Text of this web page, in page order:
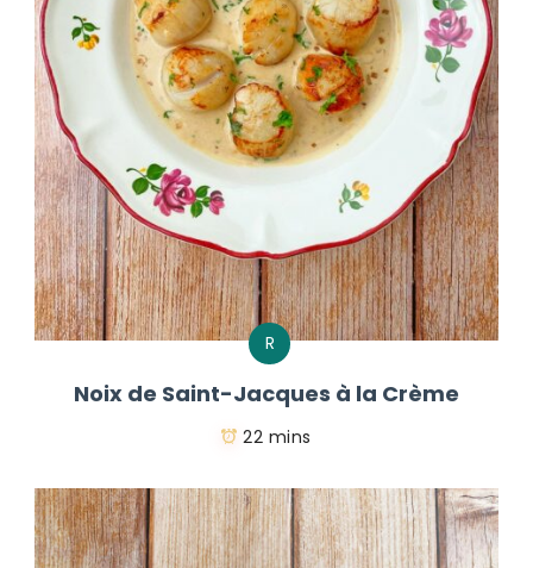
R
Noix de Saint-Jacques à la Crème
22 mins